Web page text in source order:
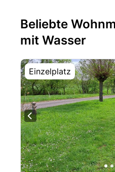
Beliebte
mit Wasser
Einzelplatz